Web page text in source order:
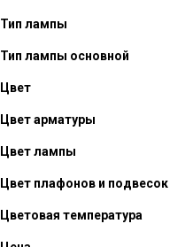
Тип лампы
Тип лампы основной
Цвет
Цвет арматуры
Цвет лампы
Цвет плафонов и подвесок
Цветовая температура